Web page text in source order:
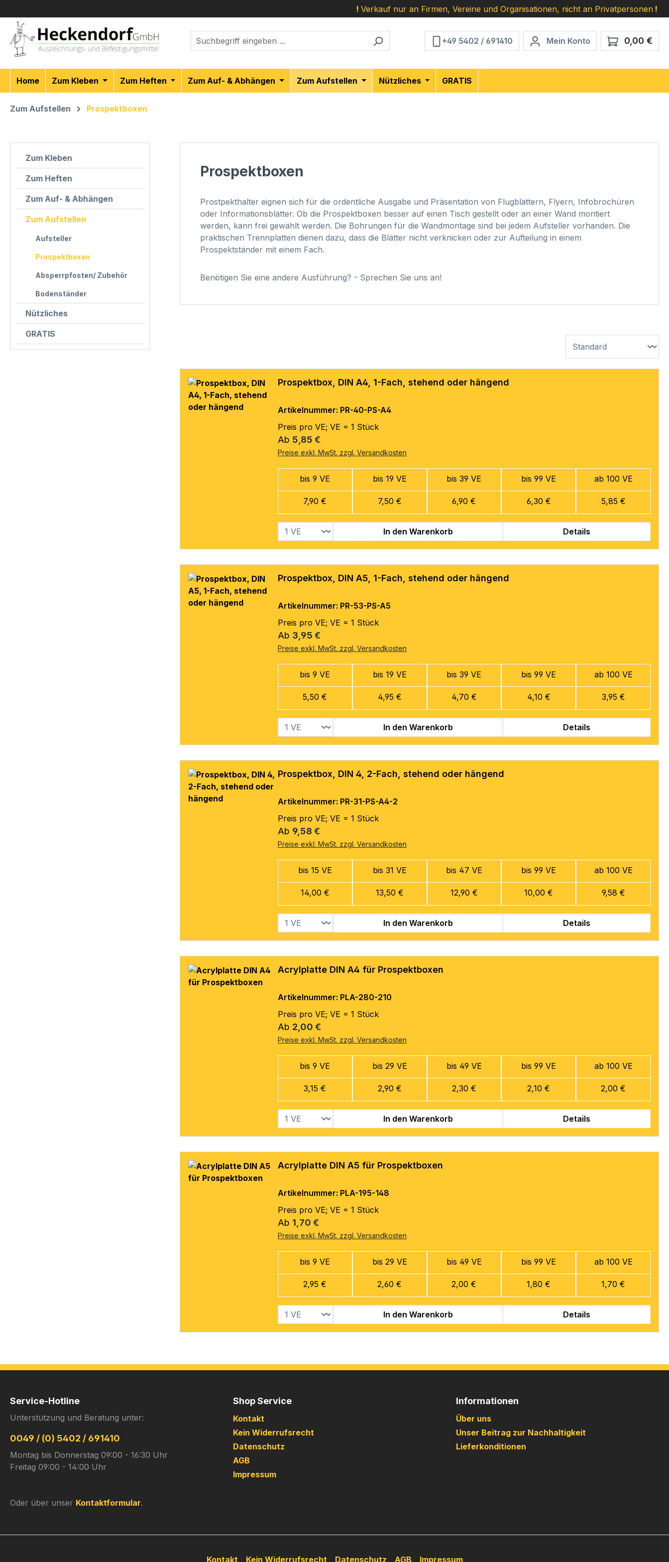
! Verkauf nur an Firmen, Vereine und Organisationen, nicht an Privatpersonen !
+49 5402 / 691410 Mein Konto 0,00 €
Home Zum Kleben Zum Heften Zum Auf- & Abhängen Zum Aufstellen Nützliches GRATIS
Zum Aufstellen Prospektboxen
Zum Kleben
Zum Heften
Zum Auf- & Abhängen
Zum Aufstellen
Aufsteller
Prospektboxen
Absperrpfosten/ Zubehör
Bodenständer
Nützliches
GRATIS
Prospektboxen
Prostpekthalter eignen sich für die ordentliche Ausgabe und Präsentation von Flugblättern, Flyern, Infobrochüren
oder Informationsblätter. Ob die Prospektboxen besser auf einen Tisch gestellt oder an einer Wand montiert
werden, kann frei gewählt werden. Die Bohrungen für die Wandmontage sind bei jedem Aufsteller vorhanden. Die
praktischen Trennplatten dienen dazu, dass die Blätter nicht verknicken oder zur Aufteilung in einem
Prospektständer mit einem Fach.
Benötigen Sie eine andere Ausführung? - Sprechen Sie uns an!
Prospektbox, DIN A4, 1-Fach, stehend oder hängend
Artikelnummer: PR-40-PS-A4
Preis pro VE; VE = 1 Stück
Regulärer Preis:
Ab 5,85 €
Preise exkl. MwSt. zzgl. Versandkosten
bis 9 VE
7,90 €
bis 19 VE
7,50 €
bis 39 VE
6,90 €
bis 99 VE
6,30 €
ab 100 VE
5,85 €
In den Warenkorb Details
Prospektbox, DIN A5, 1-Fach, stehend oder hängend
Artikelnummer: PR-53-PS-A5
Preis pro VE; VE = 1 Stück
Regulärer Preis:
Ab 3,95 €
Preise exkl. MwSt. zzgl. Versandkosten
bis 9 VE
5,50 €
bis 19 VE
4,95 €
bis 39 VE
4,70 €
bis 99 VE
4,10 €
ab 100 VE
3,95 €
In den Warenkorb Details
Prospektbox, DIN 4, 2-Fach, stehend oder hängend
Artikelnummer: PR-31-PS-A4-2
Preis pro VE; VE = 1 Stück
Regulärer Preis:
Ab 9,58 €
Preise exkl. MwSt. zzgl. Versandkosten
bis 15 VE
14,00 €
bis 31 VE
13,50 €
bis 47 VE
12,90 €
bis 99 VE
10,00 €
ab 100 VE
9,58 €
In den Warenkorb Details
Acrylplatte DIN A4 für Prospektboxen
Artikelnummer: PLA-280-210
Preis pro VE; VE = 1 Stück
Regulärer Preis:
Ab 2,00 €
Preise exkl. MwSt. zzgl. Versandkosten
bis 9 VE
3,15 €
bis 29 VE
2,90 €
bis 49 VE
2,30 €
bis 99 VE
2,10 €
ab 100 VE
2,00 €
In den Warenkorb Details
Acrylplatte DIN A5 für Prospektboxen
Artikelnummer: PLA-195-148
Preis pro VE; VE = 1 Stück
Regulärer Preis:
Ab 1,70 €
Preise exkl. MwSt. zzgl. Versandkosten
bis 9 VE
2,95 €
bis 29 VE
2,60 €
bis 49 VE
2,00 €
bis 99 VE
1,80 €
ab 100 VE
1,70 €
In den Warenkorb Details
Service-Hotline
Unterstützung und Beratung unter:
0049 / (0) 5402 / 691410
Montag bis Donnerstag 09:00 - 16:30 Uhr
Freitag 09:00 - 14:00 Uhr
Oder über unser Kontaktformular.
Shop Service
Kontakt
Kein Widerrufsrecht
Datenschutz
AGB
Impressum
Informationen
Über uns
Unser Beitrag zur Nachhaltigkeit
Lieferkonditionen
Kontakt Kein Widerrufsrecht Datenschutz AGB Impressum